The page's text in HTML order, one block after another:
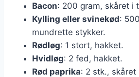
Bacon: 200 gram, skåret i
Kylling eller svinekød:
mundrette stykker.
Rødløg: 1 stort, hakket.
Hvidløg: 2 fed, hakket.
Rød paprika: 2 stk., skåret